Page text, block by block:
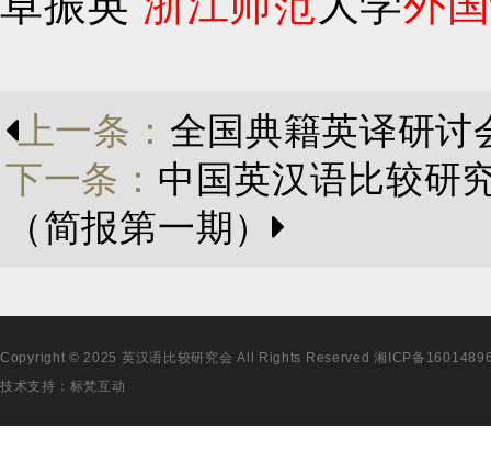
上一条： 全国典籍英译研讨
下一条： 中国英汉语比较研
（简报第一期）
Copyright © 2025 英汉语比较研究会 All Rights Reserved湘ICP备
技术支持： 标梵互动